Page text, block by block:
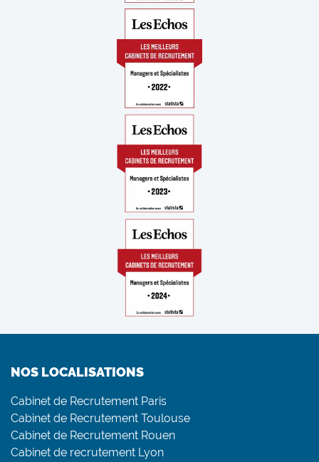
NOS LOCALISATIONS
Cabinet de Recrutement Paris
Cabinet de Recrutement Toulouse
Cabinet de Recrutement Rouen
Cabinet de recrutement Lyon